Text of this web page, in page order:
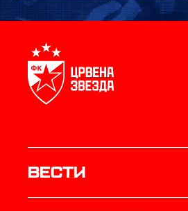
Вести